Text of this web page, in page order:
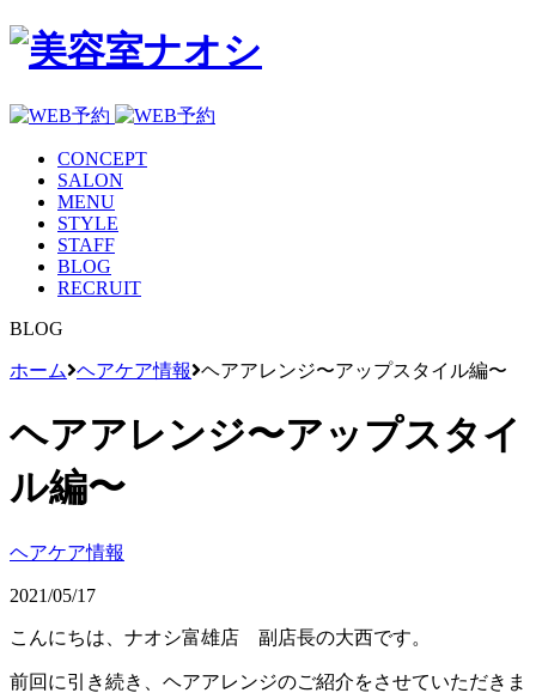
CONCEPT
SALON
MENU
STYLE
STAFF
BLOG
RECRUIT
BLOG
ホーム ヘアケア情報 ヘアアレンジ〜アップスタイル編〜
ヘアアレンジ〜アップスタイ
ル編〜
ヘアケア情報
2021/05/17
こんにちは、ナオシ富雄店 副店長の大西です。
前回に引き続き、ヘアアレンジのご紹介をさせていただきま